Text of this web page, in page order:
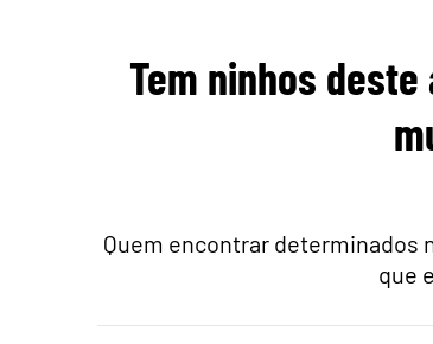
Tem ninhos
Quem encontrar determinados
que